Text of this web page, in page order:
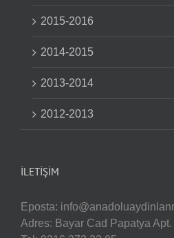
2015-2016
2014-2015
2013-2014
2012-2013
İLETIŞIM
Eposta:
Adres: Bayar Cad Papatya